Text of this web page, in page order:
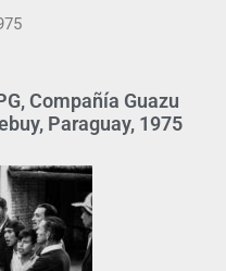
Compañía Guazu
Paraguay, 1975